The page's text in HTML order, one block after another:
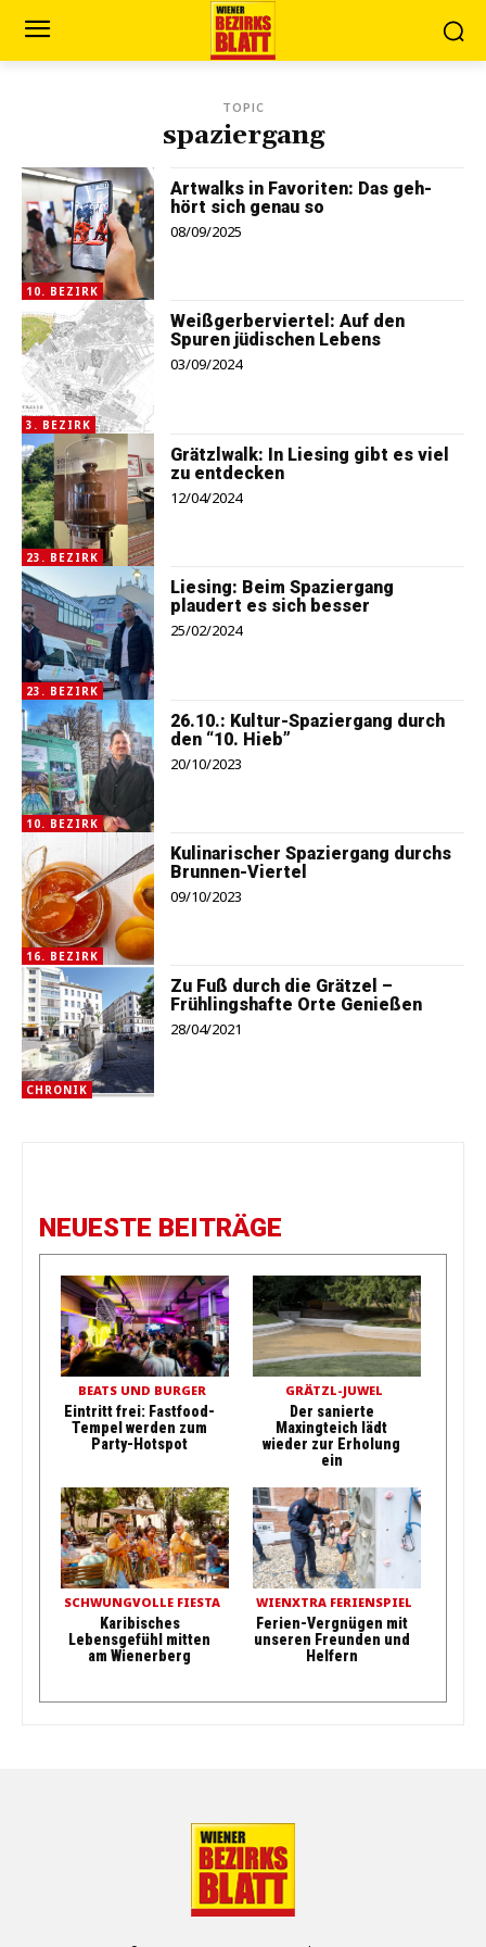
TOPIC
spaziergang
10. BEZIRK
Artwalks in Favoriten: Das geh-
hört sich genau so
08/09/2025
3. BEZIRK
Weißgerberviertel: Auf den
Spuren jüdischen Lebens
03/09/2024
23. BEZIRK
Grätzlwalk: In Liesing gibt es viel
zu entdecken
12/04/2024
23. BEZIRK
Liesing: Beim Spaziergang
plaudert es sich besser
25/02/2024
10. BEZIRK
26.10.: Kultur-Spaziergang durch
den “10. Hieb”
20/10/2023
16. BEZIRK
Kulinarischer Spaziergang durchs
Brunnen-Viertel
09/10/2023
CHRONIK
Zu Fuß durch die Grätzel –
Frühlingshafte Orte Genießen
28/04/2021
NEUESTE BEITRÄGE
BEATS UND BURGER
Eintritt frei: Fastfood-
Tempel werden zum
Party-Hotspot
GRÄTZL-JUWEL
Der sanierte
Maxingteich lädt
wieder zur Erholung
ein
SCHWUNGVOLLE FIESTA
Karibisches
Lebensgefühl mitten
am Wienerberg
WIENXTRA FERIENSPIEL
Ferien-Vergnügen mit
unseren Freunden und
Helfern